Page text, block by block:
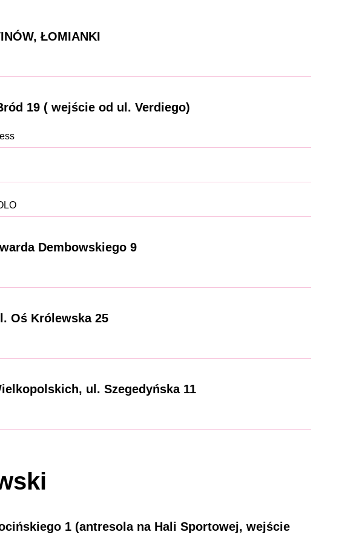
ŁOMIANKI
19 ( wejście od ul. Verdiego)
Dembowskiego 9
Oś Królewska 25
ul. Szegedyńska 11
1 (antresola na Hali Sportowej, wejście